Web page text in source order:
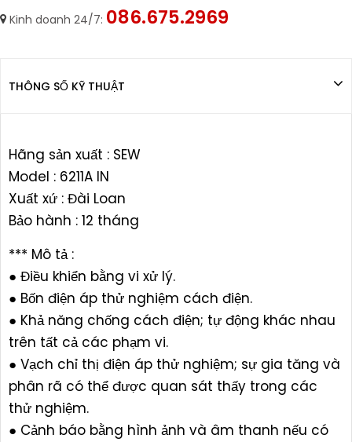
Kinh doanh 24/7: 086.675.2969
THÔNG SỐ KỸ THUẬT
Hãng sản xuất : SEW
Model : 6211A IN
Xuất xứ : Đài Loan
Bảo hành : 12 tháng
*** Mô tả :
● Điều khiển bằng vi xử lý.
● Bốn điện áp thử nghiệm cách điện.
● Khả năng chống cách điện; tự động khác nhau
trên tất cả các phạm vi.
● Vạch chỉ thị điện áp thử nghiệm; sự gia tăng và
phân rã có thể được quan sát thấy trong các
thử nghiệm.
● Cảnh báo bằng hình ảnh và âm thanh nếu có